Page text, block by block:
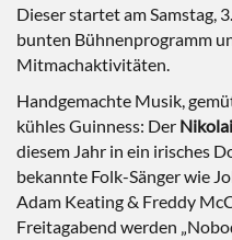
Dieser startet am Samstag,
bunten Bühnenprogramm
Mitmachaktivitäten.
Handgemachte Musik,
kühles Guinness: Der
diesem Jahr in ein irisches
bekannte Folk-Sänger wie
Adam Keating & Freddy
Freitagabend werden